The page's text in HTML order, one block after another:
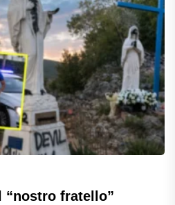
“nostro fratello”